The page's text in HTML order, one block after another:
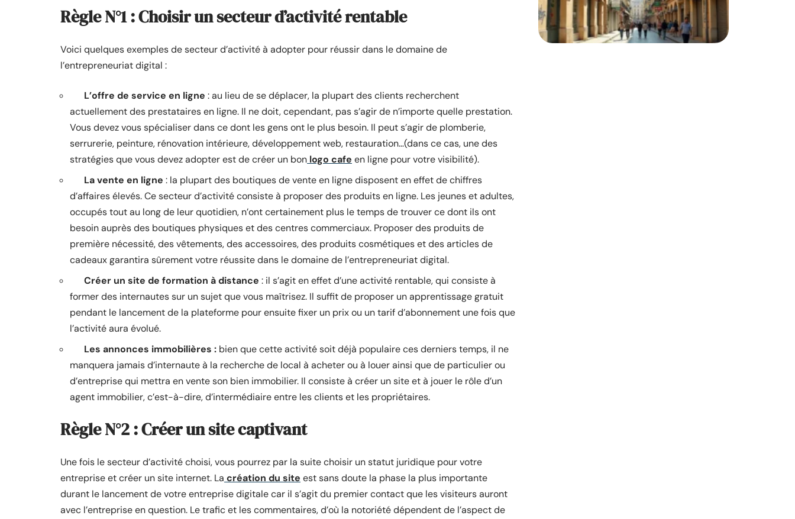
Règle N°1 : Choisir un secteur d’activité rentable
Voici quelques exemples de secteur d’activité à adopter pour réussir dans le domaine de
l’entrepreneuriat digital :
L’offre de service en ligne : au lieu de se déplacer, la plupart des clients recherchent
actuellement des prestataires en ligne. Il ne doit, cependant, pas s’agir de n’importe quelle prestation.
Vous devez vous spécialiser dans ce dont les gens ont le plus besoin. Il peut s’agir de plomberie,
serrurerie, peinture, rénovation intérieure, développement web, restauration…(dans ce cas, une des
stratégies que vous devez adopter est de créer un bon logo cafe en ligne pour votre visibilité).
La vente en ligne : la plupart des boutiques de vente en ligne disposent en effet de chiffres
d’affaires élevés. Ce secteur d’activité consiste à proposer des produits en ligne. Les jeunes et adultes,
occupés tout au long de leur quotidien, n’ont certainement plus le temps de trouver ce dont ils ont
besoin auprès des boutiques physiques et des centres commerciaux. Proposer des produits de
première nécessité, des vêtements, des accessoires, des produits cosmétiques et des articles de
cadeaux garantira sûrement votre réussite dans le domaine de l’entrepreneuriat digital.
Créer un site de formation à distance : il s’agit en effet d’une activité rentable, qui consiste à
former des internautes sur un sujet que vous maîtrisez. Il suffit de proposer un apprentissage gratuit
pendant le lancement de la plateforme pour ensuite fixer un prix ou un tarif d’abonnement une fois que
l’activité aura évolué.
Les annonces immobilières : bien que cette activité soit déjà populaire ces derniers temps, il ne
manquera jamais d’internaute à la recherche de local à acheter ou à louer ainsi que de particulier ou
d’entreprise qui mettra en vente son bien immobilier. Il consiste à créer un site et à jouer le rôle d’un
agent immobilier, c’est-à-dire, d’intermédiaire entre les clients et les propriétaires.
Règle N°2 : Créer un site captivant
Une fois le secteur d’activité choisi, vous pourrez par la suite choisir un statut juridique pour votre
entreprise et créer un site internet. La création du site est sans doute la phase la plus importante
durant le lancement de votre entreprise digitale car il s’agit du premier contact que les visiteurs auront
avec l’entreprise en question. Le trafic et les commentaires, d’où la notoriété dépendent de l’aspect de